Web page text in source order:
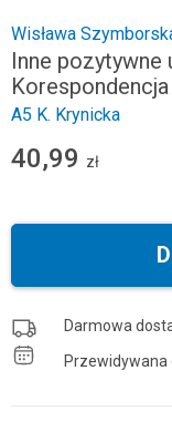
Wisława
Inne
A5 K. Krynicka
40,99 zł
Darmowa
Przewidywana